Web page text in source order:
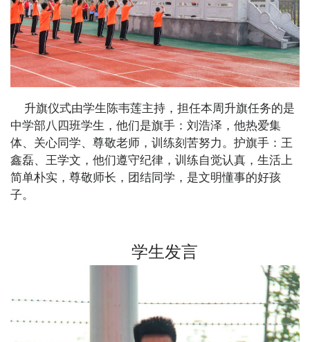
升旗仪式由学生陈韦莲主持，担任本周升旗任务的是
中学部八四班学生，他们是旗手：刘浩泽，他热爱集
体、关心同学、尊敬老师，训练刻苦努力。护旗手：王
鑫磊、王学文，他们遵守纪律，训练自觉认真，生活上
简单朴实，尊敬师长，团结同学，是文明懂事的好孩
子。
学生发言